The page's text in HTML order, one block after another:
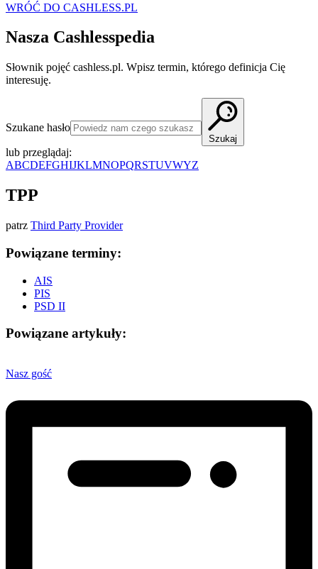
WRÓĆ DO CASHLESS.PL
Nasza Cashlesspedia
Słownik pojęć cashless.pl. Wpisz termin, którego definicja Cię
interesuję.
Szukane hasło
Szukaj
lub przeglądaj:
ABCDEFGHIJKLMNOPQRSTUVWYZ
TPP
patrz Third Party Provider
Powiązane terminy:
AIS
PIS
PSD II
Powiązane artykuły:
Nasz gość